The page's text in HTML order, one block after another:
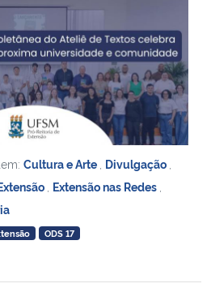
Cultura e Arte Divulgação
Extensão nas Redes
ODS 17